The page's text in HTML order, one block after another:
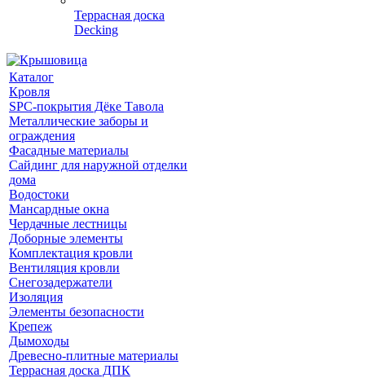
Террасная доска
Decking
Каталог
Кровля
SPC-покрытия Дёке Тавола
Металлические заборы и
ограждения
Фасадные материалы
Сайдинг для наружной отделки
дома
Водостоки
Мансардные окна
Чердачные лестницы
Доборные элементы
Комплектация кровли
Вентиляция кровли
Снегозадержатели
Изоляция
Элементы безопасности
Крепеж
Дымоходы
Древесно-плитные материалы
Террасная доска ДПК